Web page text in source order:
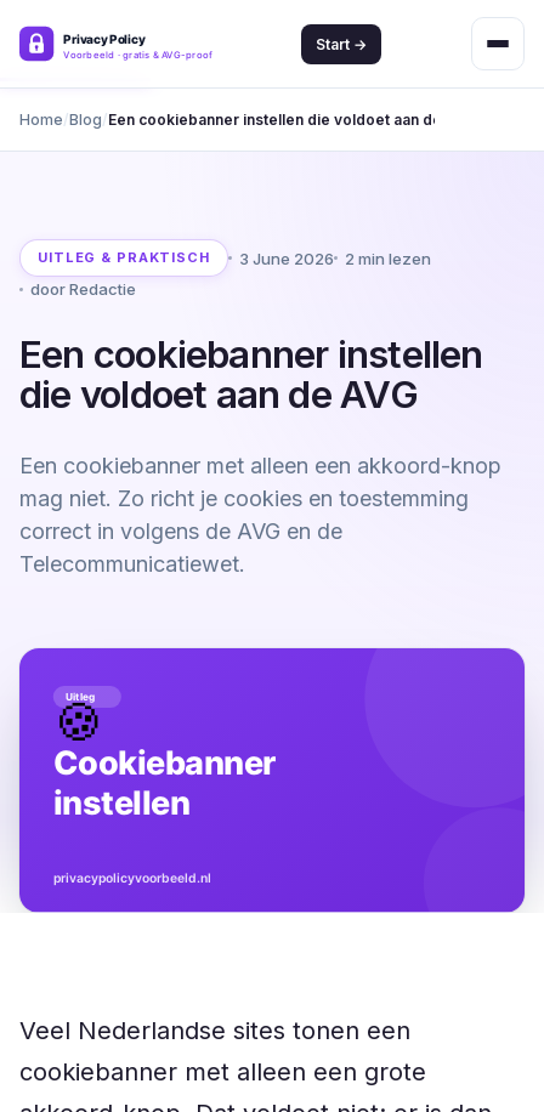
Start →
Home Blog Een cookiebanner instellen die voldoet aan de AVG
UITLEG & PRAKTISCH 3 June 2026
2 min lezen
door Redactie
Een cookiebanner instellen
die voldoet aan de AVG
Een cookiebanner met alleen een akkoord-knop
mag niet. Zo richt je cookies en toestemming
correct in volgens de AVG en de
Telecommunicatiewet.
Veel Nederlandse sites tonen een
cookiebanner met alleen een grote